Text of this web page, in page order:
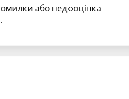
або недооцінка